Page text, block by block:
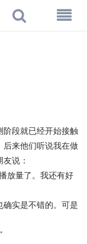
阶段就已经开始接触
后来他们听说我在做
说：
放量了。我还有好
确实是不错的。可是